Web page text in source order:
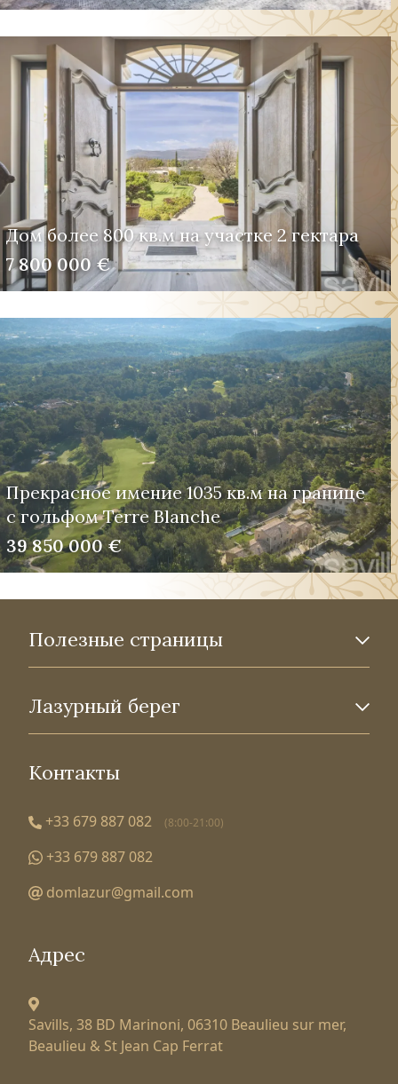
Дом более 800 кв.м на участке 2 гектара
7 800 000 €
Прекрасное имение 1035 кв.м на границе
с гольфом Terre Blanche
39 850 000 €
Полезные страницы
Лазурный берег
Контакты
+33 679 887 082 (8:00-21:00)
+33 679 887 082
domlazur@gmail.com
Адрес
Savills, 38 BD Marinoni, 06310 Beaulieu sur mer,
Beaulieu & St Jean Cap Ferrat